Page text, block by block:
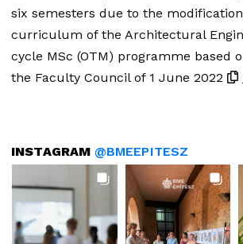
six semesters due to the
curriculum of the Architectural
cycle MSc (OTM) programme based
the Faculty Council of 1 June 2022
INSTAGRAM @BMEEPITESZ